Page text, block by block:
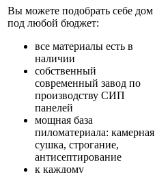
Вы можете подобрать себе дом
под любой бюджет:
все материалы есть в
наличии
собственный
современный завод по
производству СИП
панелей
мощная база
пиломатериала: камерная
сушка, строгание,
антисептирование
к каждому